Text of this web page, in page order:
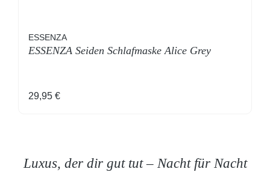
ESSENZA
ESSENZA Seiden Schlafmaske Alice Grey
Regulärer Preis:
29,95 €
Luxus, der dir gut tut – Nacht für Nacht